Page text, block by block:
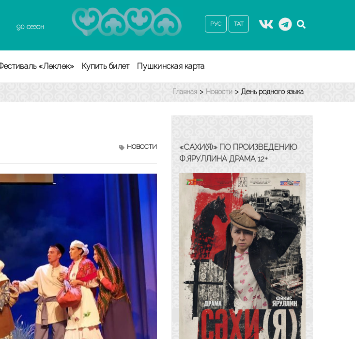
90 сезон РУС ТАТ
«Ләкләк» Купить билет Пушкинская карта
Главная > Новости > День родного языка
НОВОСТИ
«САХИ(Я)» ПО ПРОИЗВЕДЕНИЮ
Ф.ЯРУЛЛИНА ДРАМА 12+